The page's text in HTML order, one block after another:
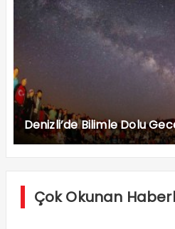
Denizli’de Bilimle Dolu
Çok Okunan